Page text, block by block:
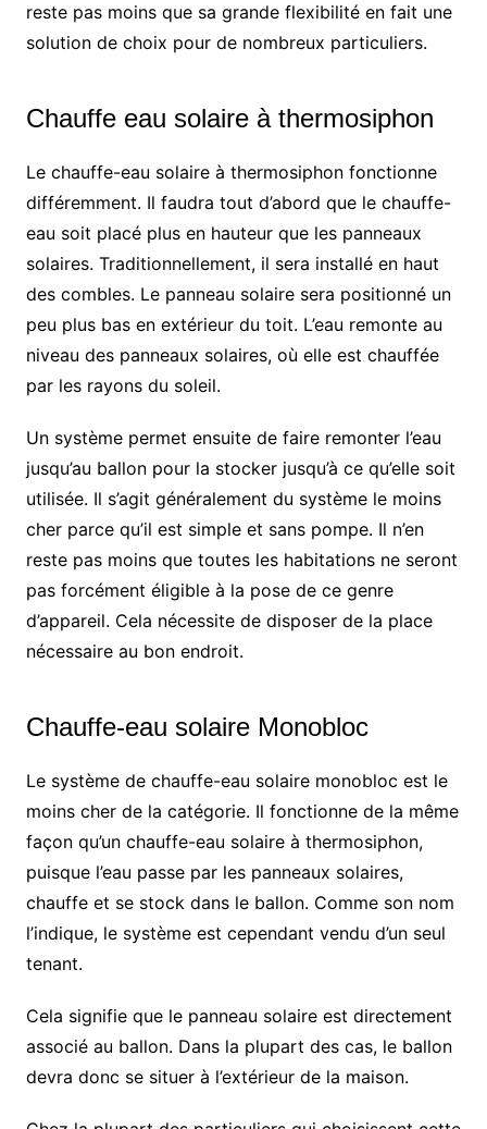
reste pas moins que sa grande flexibilité en fait une
solution de choix pour de nombreux particuliers.
Chauffe eau solaire à thermosiphon
Le chauffe-eau solaire à thermosiphon fonctionne
différemment. Il faudra tout d’abord que le chauffe-
eau soit placé plus en hauteur que les panneaux
solaires. Traditionnellement, il sera installé en haut
des combles. Le panneau solaire sera positionné un
peu plus bas en extérieur du toit. L’eau remonte au
niveau des panneaux solaires, où elle est chauffée
par les rayons du soleil.
Un système permet ensuite de faire remonter l’eau
jusqu’au ballon pour la stocker jusqu’à ce qu’elle soit
utilisée. Il s’agit généralement du système le moins
cher parce qu’il est simple et sans pompe. Il n’en
reste pas moins que toutes les habitations ne seront
pas forcément éligible à la pose de ce genre
d’appareil. Cela nécessite de disposer de la place
nécessaire au bon endroit.
Chauffe-eau solaire Monobloc
Le système de chauffe-eau solaire monobloc est le
moins cher de la catégorie. Il fonctionne de la même
façon qu’un chauffe-eau solaire à thermosiphon,
puisque l’eau passe par les panneaux solaires,
chauffe et se stock dans le ballon. Comme son nom
l’indique, le système est cependant vendu d’un seul
tenant.
Cela signifie que le panneau solaire est directement
associé au ballon. Dans la plupart des cas, le ballon
devra donc se situer à l’extérieur de la maison.